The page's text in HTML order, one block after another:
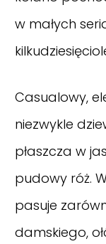
w małych
Casualowy,
niezwykle
płaszcza w
pudowy róż.
pasuje
damskiego,